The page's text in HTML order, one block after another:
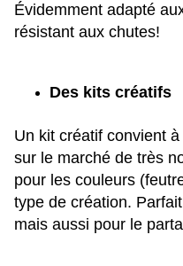
Évidemment adapté
résistant aux chutes!
Des kits créatifs
Un kit créatif convient
sur le marché de très
pour les couleurs
type de création.
mais aussi pour le